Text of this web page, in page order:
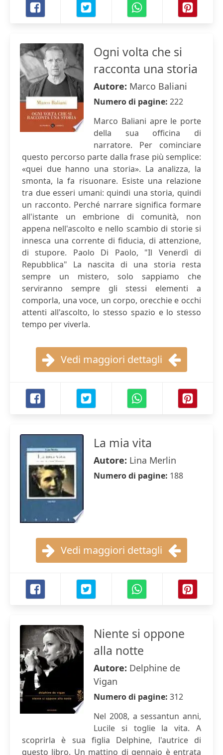
Ogni volta che si
racconta una storia
Autore: Marco Baliani
Numero di pagine: 222
Marco Baliani apre le porte
della sua officina di
narratore. Per cominciare
questo percorso parte dalla frase più semplice:
«quei due hanno una storia». La analizza, la
smonta, la fa risuonare. Esiste una relazione
tra due esseri umani: quindi una storia, quindi
un racconto. Perché narrare significa formare
all'istante un embrione di comunità, non
appena nell'ascolto e nello scambio di storie si
innesca una corrente di fiducia, di attenzione,
di stupore. Paolo Di Paolo, "Il Venerdì di
Repubblica" La nascita di una storia resta
sempre un mistero, solo sappiamo che
serviranno sempre gli stessi elementi a
comporla, una voce, un corpo, orecchie e occhi
attenti all'ascolto, lo stesso spazio e lo stesso
tempo per viverla.
Vedi maggiori dettagli
La mia vita
Autore: Lina Merlin
Numero di pagine: 188
Vedi maggiori dettagli
Niente si oppone
alla notte
Autore: Delphine de
Vigan
Numero di pagine: 312
Nel 2008, a sessantun anni,
Lucile si toglie la vita. A
scoprirla è sua figlia Delphine, l'autrice di
questo libro. Un mattino di gennaio è entrata